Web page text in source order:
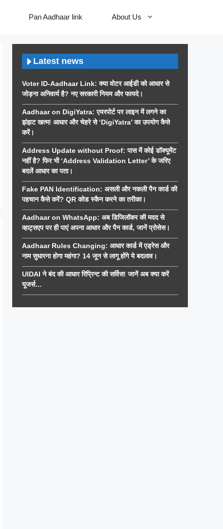
Pan Aadhaar link About Us
Latest news
Voter ID-Aadhaar Link: क्या वोटर आईडी को आधार से
जोड़ना अनिवार्य है? नए सरकारी नियम और फायदे।
Aadhaar on DigiYatra: एयरपोर्ट पर लाइन में लगने का
झंझट खत्म! आधार और चेहरे से ‘DigiYatra’ का उपयोग कैसे
करें।
Address Update without Proof: पास में कोई डॉक्यूमेंट
नहीं है? फिर भी ‘Address Validation Letter’ के जरिए
बदलें आधार का पता।
Fake PAN Identification: असली और नकली पैन कार्ड की
पहचान कैसे करें? QR कोड स्कैन करने का तरीका।
Aadhaar on WhatsApp: अब डिजिलॉकर की मदद से
व्हाट्सएप पर ही पाएं अपना आधार और पैन कार्ड, जानें प्रोसेस।
Aadhaar Rules Changing: आधार कार्ड में एड्रेस और
नाम सुधारना होगा महंगा? 14 जून से लागू होंगे ये बदलाव।
UIDAI ने बंद की आधार रिप्रिन्ट की सर्विस! जानें अब क्या करें
यूजर्स…